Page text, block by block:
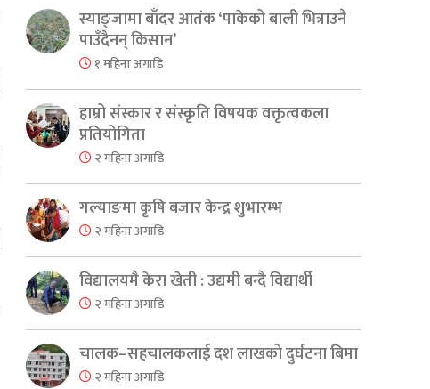
स्याङ्जामा बाँदर आतंक ‘पाकेको बाली भित्राउनै
पाउँदैनन् किसान’
१ महिना अगाडि
हाम्रो संस्कार र संस्कृति विषयक वक्तृत्वकला
प्रतियोगिता
२ महिना अगाडि
गल्याङमा कृषि बजार केन्द्र शुभारम्भ
२ महिना अगाडि
विद्यालयमै केरा खेती : उद्यमी बन्दै विद्यार्थी
२ महिना अगाडि
चालक–सहचालकलाई दश लाखको दुर्घटना बिमा
२ महिना अगाडि